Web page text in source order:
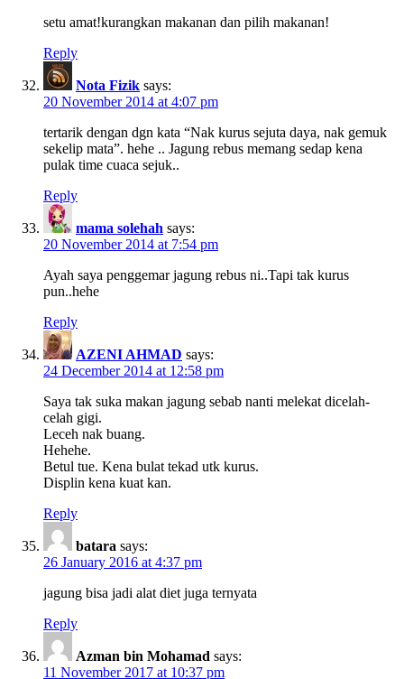
setu amat!kurangkan makanan dan pilih makanan!
Reply
Nota Fizik says:
20 November 2014 at 4:07 pm
tertarik dengan dgn kata “Nak kurus sejuta daya, nak gemuk
sekelip mata”. hehe .. Jagung rebus memang sedap kena
pulak time cuaca sejuk..
Reply
mama solehah says:
20 November 2014 at 7:54 pm
Ayah saya penggemar jagung rebus ni..Tapi tak kurus
pun..hehe
Reply
AZENI AHMAD says:
24 December 2014 at 12:58 pm
Saya tak suka makan jagung sebab nanti melekat dicelah-
celah gigi.
Leceh nak buang.
Hehehe.
Betul tue. Kena bulat tekad utk kurus.
Displin kena kuat kan.
Reply
batara says:
26 January 2016 at 4:37 pm
jagung bisa jadi alat diet juga ternyata
Reply
Azman bin Mohamad says:
11 November 2017 at 10:37 pm